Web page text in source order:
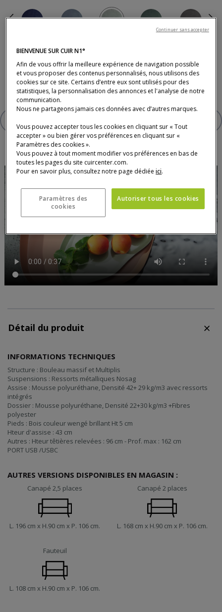
2 910 €
* Prix TTC conseillé, hors livraison (tarifs en magasin).
CANAPÉ 3 PLACES
Détail du produit
INFORMATIONS TECHNIQUES
Structure : Bouleau massif et Multiplis
Suspensions : Ressorts métalliques Nosag
Assise : Mousse polyuréthane, Densité 42+ 29 kg/m3 avec ressorts
intégrés
Dossier : Mousse polyuréthane, Densité 22+30 kg/m3 +Fibres
polyester
Pieds : Bois couleur wengé brillant Ht 5 cm
Hteur d'assise : 43 cm
Autres : Hteur têtières relevées : 96 cm - Prof. max : 162 cm
PORT USB /USBC
AUTRES VERSIONS DISPONIBLES EN MAGASIN :
Canapé 2,5 places
L. 196 cm x H.90 cm x P. 106 cm.
Canapé 2 places
L. 168 cm x H.90 cm x P. 106 cm.
Fauteuil
L. 108 cm x H.90 cm x P. 106 cm.
BIENVENUE SUR CUIR N1°
Afin de vous offrir la meilleure expérience de navigation possible
et vous proposer des contenus personnalisés, nous utilisons des
cookies sur ce site. Certains d’entre eux sont utilisés pour des
statistiques, la personnalisation des annonces et l'analyse de notre
communication.
Nous ne partageons jamais ces données avec d’autres marques.
Vous pouvez accepter tous les cookies en cliquant sur « Tout
accepter » ou bien gérer vos préférences en cliquant sur «
Paramètres des cookies ».
Vous pouvez à tout moment modifier vos préférences en bas de
toutes les pages du site cuircenter.com.
Pour en savoir plus, consultez notre page dédiéeici.
Paramètres des
cookies
Autoriser tous les cookies
Continuer sans accepter